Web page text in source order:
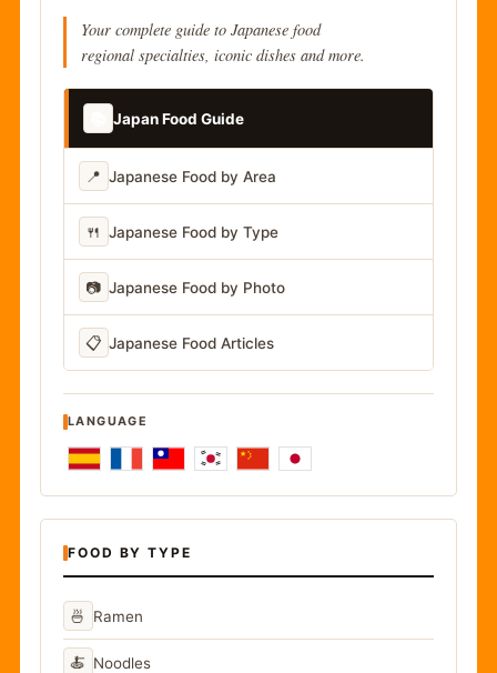
Your complete guide to Japanese food
regional specialties, iconic dishes and more.
Japan Food Guide
📍 Japanese Food by Area
🍴 Japanese Food by Type
📷 Japanese Food by Photo
📋 Japanese Food Articles
LANGUAGE
FOOD BY TYPE
🍜 Ramen
🍝 Noodles